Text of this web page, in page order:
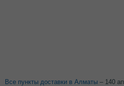
Все пункты доставки в Алматы – 140